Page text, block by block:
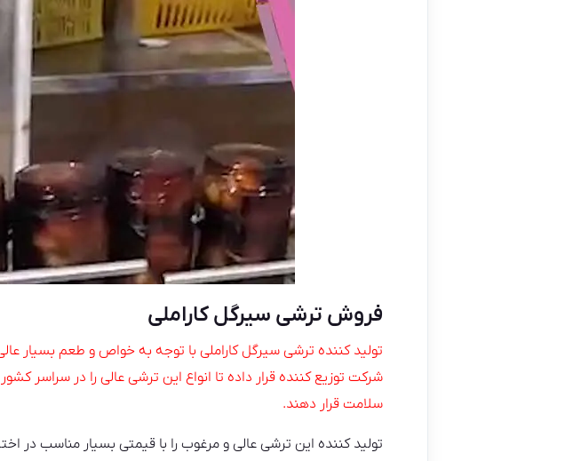
فروش ترشی سیرگل کاراملی
تولید کننده ترشی سیرگل کاراملی با توجه به خواص و طعم بسیار
شرکت توزیع کننده قرار داده تا انواع این ترشی عالی را در سراسر
سلامت قرار دهند.
تولید کننده این ترشی عالی و مرغوب را با قیمتی بسیار مناسب در